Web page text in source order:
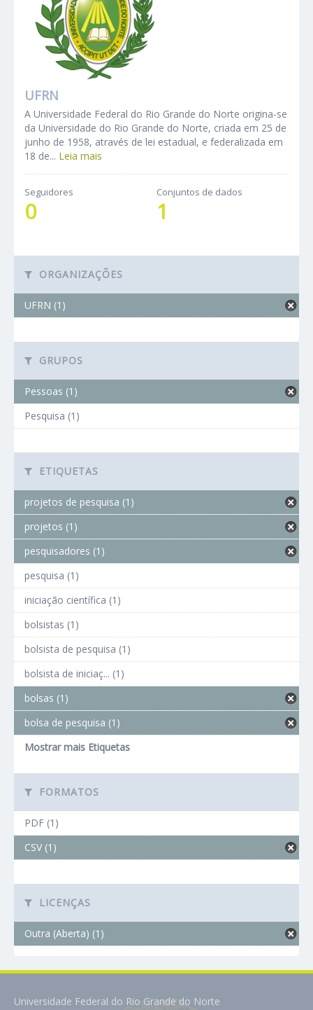
UFRN
A Universidade Federal do Rio Grande do Norte origina-se
da Universidade do Rio Grande do Norte, criada em 25 de
junho de 1958, através de lei estadual, e federalizada em
18 de... Leia mais
Seguidores
0
Conjuntos de dados
1
ORGANIZAÇÕES
UFRN (1)
GRUPOS
Pessoas (1)
Pesquisa (1)
ETIQUETAS
projetos de pesquisa (1)
projetos (1)
pesquisadores (1)
pesquisa (1)
iniciação científica (1)
bolsistas (1)
bolsista de pesquisa (1)
bolsista de iniciaç... (1)
bolsas (1)
bolsa de pesquisa (1)
Mostrar mais Etiquetas
FORMATOS
PDF (1)
CSV (1)
LICENÇAS
Outra (Aberta) (1)
Universidade Federal do Rio Grande do Norte